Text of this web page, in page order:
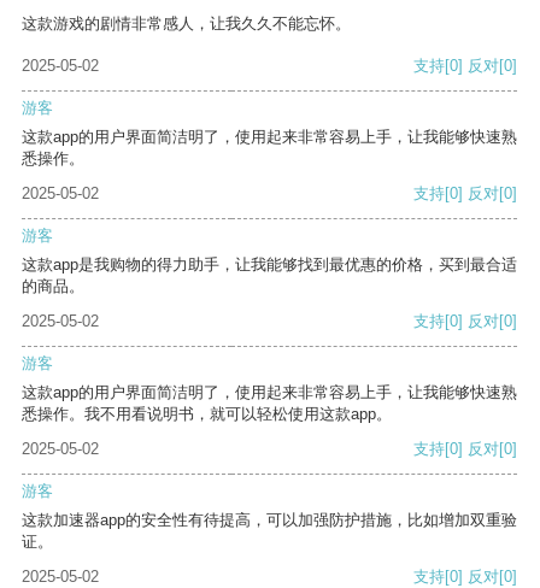
这款游戏的剧情非常感人，让我久久不能忘怀。
2025-05-02 支持[0] 反对[0]
游客
这款app的用户界面简洁明了，使用起来非常容易上手，让我能够快速熟
悉操作。
2025-05-02
支持[0] 反对[0]
游客
这款app是我购物的得力助手，让我能够找到最优惠的价格，买到最合适
的商品。
2025-05-02
支持[0] 反对[0]
游客
这款app的用户界面简洁明了，使用起来非常容易上手，让我能够快速熟
悉操作。我不用看说明书，就可以轻松使用这款app。
2025-05-02
支持[0] 反对[0]
游客
这款加速器app的安全性有待提高，可以加强防护措施，比如增加双重验
证。
2025-05-02
支持[0] 反对[0]